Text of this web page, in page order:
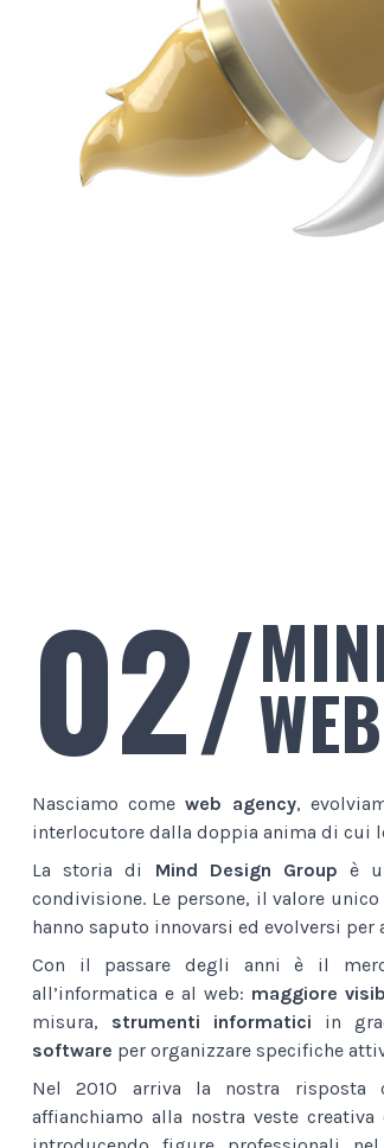
02/
Nasciamo comeweb agency,
interlocutore dalla doppia anima di cui
La storia di Mind Design Group è
condivisione. Le persone, il valore
hanno saputo innovarsi ed evolversi
Con il passare degli anni è il
all’informatica e al web: maggiore
misura, strumenti informatici in
software per organizzare specifiche
Nel 2010 arriva la nostra risposta
affianchiamo alla nostra veste